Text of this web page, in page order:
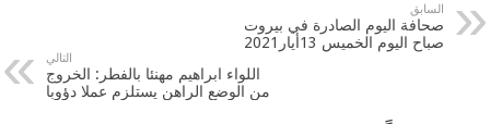
السابق
صحافة اليوم الصادرة في بيروت
صباح اليوم الخميس 13أيار2021
التالي
اللواء ابراهيم مهنئا بالفطر: الخروج
من الوضع الراهن يستلزم عملا دؤوبا